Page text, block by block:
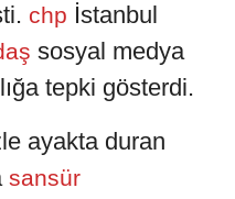
chp İstanbul
sosyal medya
tepki gösterdi.
ayakta duran
sansür